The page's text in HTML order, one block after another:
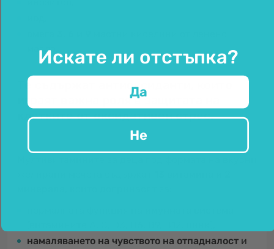
масло.
Те съдържат антиоксиданти, които
играят важна роля в защитата на
клетките от оксидативен стрес.
намаляването на чувството на отпадналост и
Искате ли отстъпка?
Да
Не